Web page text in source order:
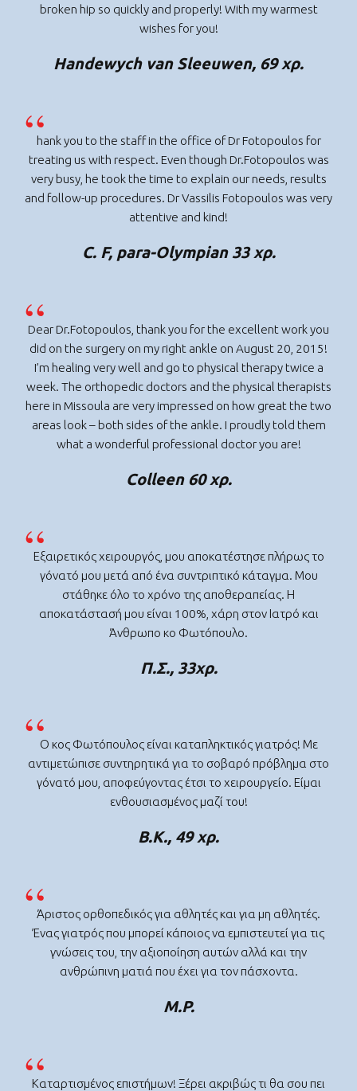
broken hip so quickly and properly! With my warmest
wishes for you!
Handewych van Sleeuwen, 69 χρ.
hank you to the staff in the office of Dr Fotopoulos for
treating us with respect. Even though Dr.Fotopoulos was
very busy, he took the time to explain our needs, results
and follow-up procedures. Dr Vassilis Fotopoulos was very
attentive and kind!
C. F, para-Olympian 33 χρ.
Dear Dr.Fotopoulos, thank you for the excellent work you
did on the surgery on my right ankle on August 20, 2015!
I’m healing very well and go to physical therapy twice a
week. The orthopedic doctors and the physical therapists
here in Missoula are very impressed on how great the two
areas look – both sides of the ankle. I proudly told them
what a wonderful professional doctor you are!
Colleen 60 χρ.
Εξαιρετικός χειρουργός, μου αποκατέστησε πλήρως το
γόνατό μου μετά από ένα συντριπτικό κάταγμα. Μου
στάθηκε όλο το χρόνο της αποθεραπείας. Η
αποκατάστασή μου είναι 100%, χάρη στον Ιατρό και
Άνθρωπο κο Φωτόπουλο.
Π.Σ., 33χρ.
Ο κος Φωτόπουλος είναι καταπληκτικός γιατρός! Με
αντιμετώπισε συντηρητικά για το σοβαρό πρόβλημα στο
γόνατό μου, αποφεύγοντας έτσι το χειρουργείο. Είμαι
ενθουσιασμένος μαζί του!
Β.Κ., 49 χρ.
Άριστος ορθοπεδικός για αθλητές και για μη αθλητές.
Ένας γιατρός που μπορεί κάποιος να εμπιστευτεί για τις
γνώσεις του, την αξιοποίηση αυτών αλλά και την
ανθρώπινη ματιά που έχει για τον πάσχοντα.
M.P.
Καταρτισμένος επιστήμων! Ξέρει ακριβώς τι θα σου πει